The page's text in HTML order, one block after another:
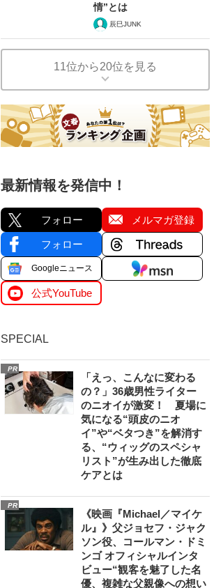
情”とは
辰巳JUNK
11位から20位を見る
最新情報を発信中！
フォロー メルマガ登録
フォロー
Googleニュース
公式YouTube
SPECIAL
PR
「えっ、こんなに変わる
の？」36歳男性ライター
のニオイが激変！ 夏場に
気になる“頭皮のニオ
イ”や“ベタつき”を解消す
る、“ウィッグのスペシャ
リスト”が生み出した徹底
ケアとは
PR
《映画『Michael／マイケ
ル』》父ジョセフ・ジャク
ソン役、コールマン・ドミ
ンゴ オフィシャルインタ
ビュー“観客を魅了した名
優、複雑な父親像への想い